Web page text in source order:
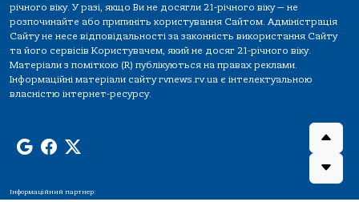
річного віку. У разі, якщо Ви не досягли 21-річного віку — не
розпочинайте або припиніть користування Сайтом. Адміністрація
Сайту не несе відповідальності за законність використання Сайту
та його сервісів Користувачем, який не досяг 21-річного віку.
Матеріали з поміткою (R) публікуються на правах реклами.
Інформаційні матеріали сайту rvnews.rv.ua є інтелектуальною
власністю інтернет-ресурсу.
Інформаційний партнер: